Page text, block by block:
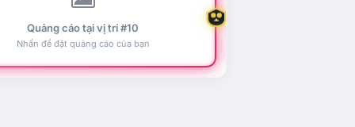
Quảng cáo tại vị trí #10
Nhấn để đặt quảng cáo của bạn